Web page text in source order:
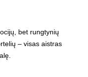
bet rungtynių
– visas aistras